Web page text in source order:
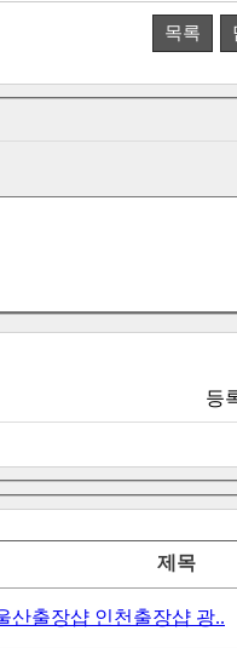
목록
등
제목
산출장샵 인천출장샵 광..